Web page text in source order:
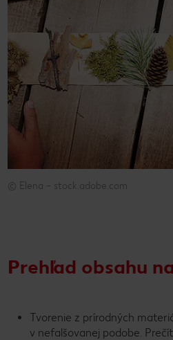
© Elena – stock.adobe.com
© Elena – stock.adobe.com
Prehľad obsahu
Tvorenie z prírodných
v nefalšovanej podobe.